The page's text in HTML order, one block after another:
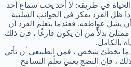
الحياة في طريقه: لا أحد يحب سماع أحد
ظل الفرد يفكر في الجوانب السلبية
يشل عواطفه. فعندما يتعلم الفرد أن
بدلاً من أن يكون فارغًا ، فإن ذلك
بالكامل.
يخطئ شخص ، فمن الطبيعي أن تأتي
، فإن النضج يعني تعلُم التسامح